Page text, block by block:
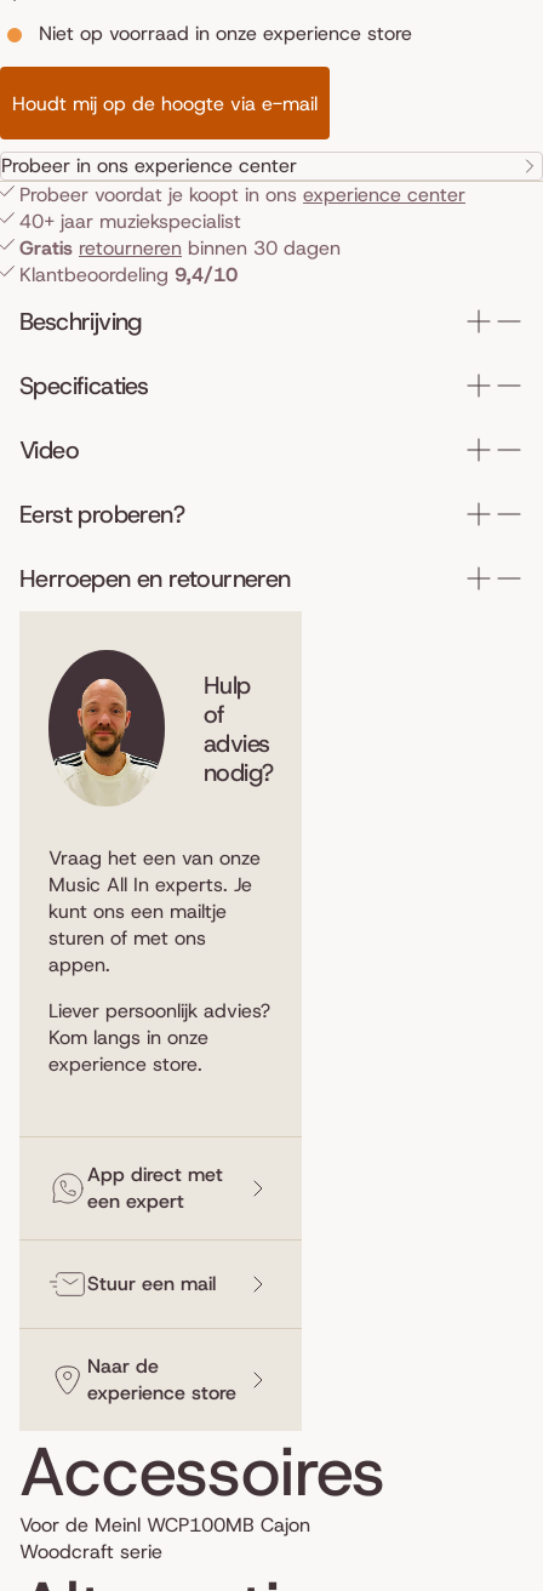
Niet op voorraad in onze experience store
Houdt mij op de hoogte via e-mail
Probeer in ons experience center
Probeer voordat je koopt in ons experience center
40+ jaar muziekspecialist
Gratis retourneren binnen 30 dagen
Klantbeoordeling 9,4/10
Beschrijving
Specificaties
Video
Eerst proberen?
Herroepen en retourneren
Hulp
of
advies
nodig?
Vraag het een van onze
Music All In experts. Je
kunt ons een mailtje
sturen of met ons
appen.
Liever persoonlijk advies?
Kom langs in onze
experience store.
App direct met
een expert
Stuur een mail
Naar de
experience store
Accessoires
Voor de Meinl WCP100MB Cajon
Woodcraft serie